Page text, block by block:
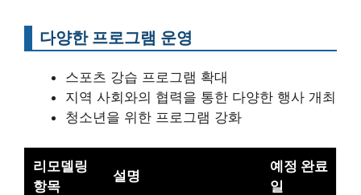
다양한 프로그램 운영
스포츠 강습 프로그램 확대
지역 사회와의 협력을 통한 다양한 행사 개최
청소년을 위한 프로그램 강화
리모델링
항목
설명
예정 완료
일